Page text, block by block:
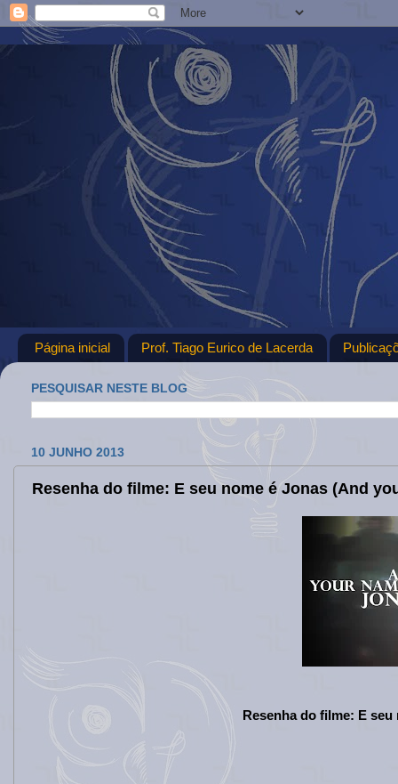
Página inicial Prof. Tiago Eurico de Lacerda
PESQUISAR NESTE BLOG
10 JUNHO 2013
Resenha do filme: E seu nome é Jonas (And
Resenha do filme: E